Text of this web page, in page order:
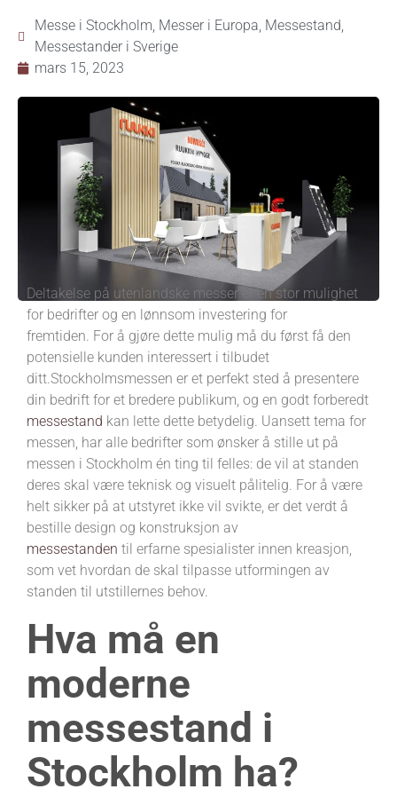
Messe i Stockholm, Messer i Europa, Messestand,
Messestander i Sverige
mars 15, 2023
Deltakelse på utenlandske messer er en stor mulighet
for bedrifter og en lønnsom investering for
fremtiden. For å gjøre dette mulig må du først få den
potensielle kunden interessert i tilbudet
ditt.Stockholmsmessen er et perfekt sted å presentere
din bedrift for et bredere publikum, og en godt forberedt
messestand kan lette dette betydelig. Uansett tema for
messen, har alle bedrifter som ønsker å stille ut på
messen i Stockholm én ting til felles: de vil at standen
deres skal være teknisk og visuelt pålitelig. For å være
helt sikker på at utstyret ikke vil svikte, er det verdt å
bestille design og konstruksjon av
messestanden til erfarne spesialister innen kreasjon,
som vet hvordan de skal tilpasse utformingen av
standen til utstillernes behov.
Hva må en
moderne
messestand i
Stockholm ha?